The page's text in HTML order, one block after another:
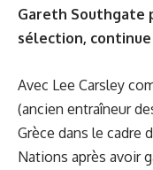
Gareth Southgate
sélection,
Avec Lee Carsley
(ancien entraîneur
Grèce dans le cadre
Nations après avoir